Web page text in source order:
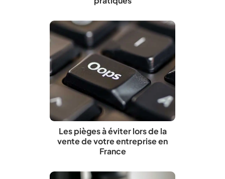
Les pièges à éviter lors de la
vente de votre entreprise en
France